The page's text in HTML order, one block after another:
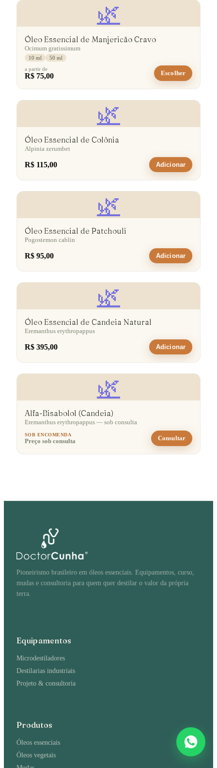
🌿
Óleo Essencial de Manjericão Cravo
Ocimum gratissimum
10 ml
50 ml
a partir de
R$ 75,00 Escolher
🌿
Óleo Essencial de Colônia
Alpinia zerumbet
R$ 115,00 Adicionar
🌿
Óleo Essencial de Patchouli
Pogostemon cablin
R$ 95,00 Adicionar
🌿
Óleo Essencial de Candeia Natural
Eremanthus erythropappus
R$ 395,00 Adicionar
🌿
Alfa-Bisabolol (Candeia)
Eremanthus erythropappus — sob consulta
SOB ENCOMENDA
Preço sob consulta Consultar
Pioneirismo brasileiro em óleos essenciais. Equipamentos, curso,
mudas e consultoria para quem quer destilar o valor da própria
terra.
Equipamentos
Microdestiladores
Destilarias industriais
Projeto & consultoria
Produtos
Óleos essenciais
Óleos vegetais